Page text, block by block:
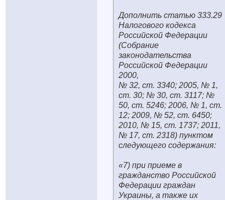
Дополнить статью 333.29
Налогового кодекса
Российской Федерации
(Собрание
законодательства
Российской Федерации
2000,
№ 32, ст. 3340; 2005, № 1,
ст. 30; № 30, ст. 3117; №
50, ст. 5246; 2006, № 1, ст.
12; 2009, № 52, ст. 6450;
2010, № 15, ст. 1737; 2011,
№ 17, ст. 2318) пунктом
следующего содержания:
«7) при приеме в
гражданство Российской
Федерации граждан
Украины, а также их